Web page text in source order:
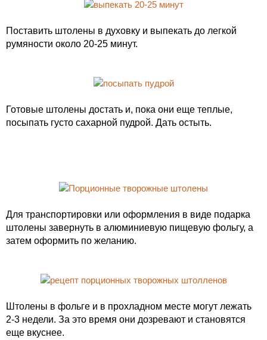
Поставить штолены в духовку и выпекать до легкой
румяности около 20-25 минут.
Готовые штолены достать и, пока они еще теплые,
посыпать густо сахарной пудрой. Дать остыть.
Для транспортировки или оформления в виде подарка
штолены завернуть в алюминиевую пищевую фольгу, а
затем оформить по желанию.
Штолены в фольге и в прохладном месте могут лежать
2-3 недели. За это время они дозревают и становятся
еще вкуснее.